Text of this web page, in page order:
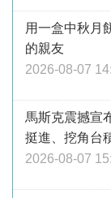
用一盒中秋月
的親友
2026-08-07
馬斯克震撼宣
挺進、挖角台
2026-08-07